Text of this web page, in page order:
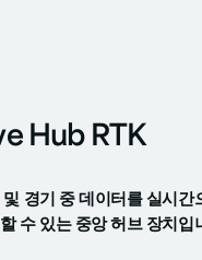
Hub RTK
및 경기 중 데이터를 실시간
수 있는 중앙 허브 장치입